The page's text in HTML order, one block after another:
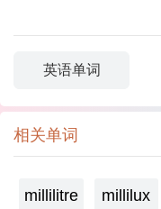
英语单词
相关单词
millilitre millilux